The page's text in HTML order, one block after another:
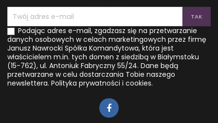
Podając adres e-mail, zgadzasz się na przetwarzanie
danych osobowych w celach marketingowych przez firmę
Janusz Nawrocki Spółka Komandytowa, która jest
właścicielem m.in. tych domen z siedzibą w Białymstoku
(15-762), ul. Antoniuk Fabryczny 55/24. Dane będą
przetwarzane w celu dostarczania Tobie naszego
newslettera. Polityka prywatności i cookies.